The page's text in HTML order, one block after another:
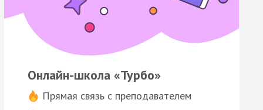
Онлайн-школа «Турбо»
Прямая связь с преподавателем